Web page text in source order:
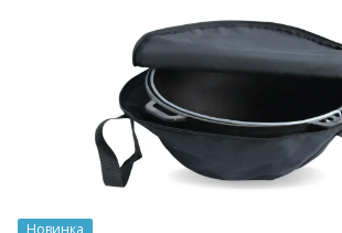
Новинка